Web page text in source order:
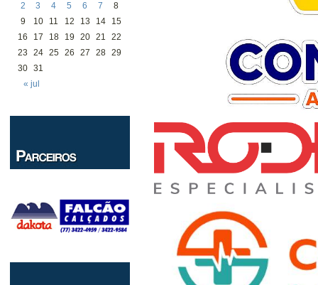
« jul
2
3 4 5 6 7
8
9
10 11 12 13 14
15
16
17 18 19 20 21
22
23
24 25 26 27 28 29
30 31